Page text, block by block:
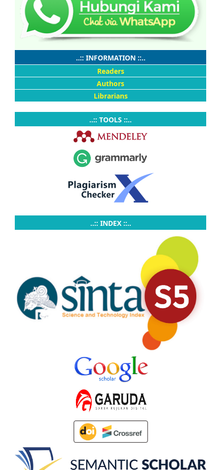
..:: INFORMATION ::..
Readers
Authors
Librarians
..:: TOOLS ::..
..:: INDEX ::..